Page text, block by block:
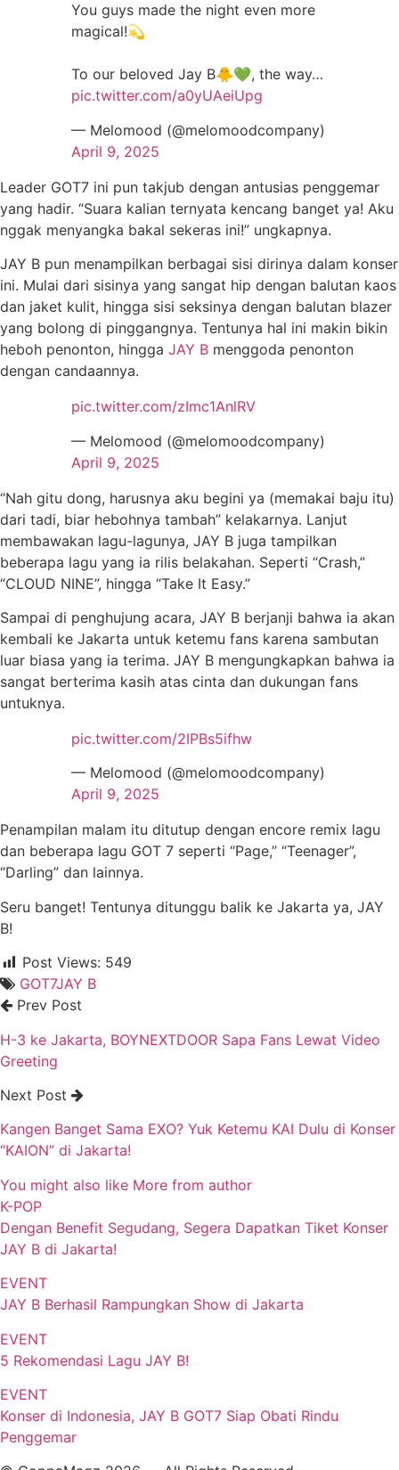
You guys made the night even more
magical!💫
To our beloved Jay B🐥💚, the way…
pic.twitter.com/a0yUAeiUpg
— Melomood (@melomoodcompany)
April 9, 2025
Leader GOT7 ini pun takjub dengan antusias penggemar
yang hadir. “Suara kalian ternyata kencang banget ya! Aku
nggak menyangka bakal sekeras ini!” ungkapnya.
JAY B pun menampilkan berbagai sisi dirinya dalam konser
ini. Mulai dari sisinya yang sangat hip dengan balutan kaos
dan jaket kulit, hingga sisi seksinya dengan balutan blazer
yang bolong di pinggangnya. Tentunya hal ini makin bikin
heboh penonton, hingga JAY B menggoda penonton
dengan candaannya.
pic.twitter.com/zImc1AnlRV
— Melomood (@melomoodcompany)
April 9, 2025
“Nah gitu dong, harusnya aku begini ya (memakai baju itu)
dari tadi, biar hebohnya tambah” kelakarnya. Lanjut
membawakan lagu-lagunya, JAY B juga tampilkan
beberapa lagu yang ia rilis belakahan. Seperti “Crash,”
“CLOUD NINE”, hingga “Take It Easy.”
Sampai di penghujung acara, JAY B berjanji bahwa ia akan
kembali ke Jakarta untuk ketemu fans karena sambutan
luar biasa yang ia terima. JAY B mengungkapkan bahwa ia
sangat berterima kasih atas cinta dan dukungan fans
untuknya.
pic.twitter.com/2IPBs5ifhw
— Melomood (@melomoodcompany)
April 9, 2025
Penampilan malam itu ditutup dengan encore remix lagu
dan beberapa lagu GOT 7 seperti “Page,” “Teenager”,
“Darling” dan lainnya.
Seru banget! Tentunya ditunggu balik ke Jakarta ya, JAY
B!
Post Views: 549
GOT7JAY B
Prev Post
H-3 ke Jakarta, BOYNEXTDOOR Sapa Fans Lewat Video
Greeting
Next Post
Kangen Banget Sama EXO? Yuk Ketemu KAI Dulu di Konser
“KAION” di Jakarta!
You might also like More from author
K-POP
Dengan Benefit Segudang, Segera Dapatkan Tiket Konser
JAY B di Jakarta!
EVENT
JAY B Berhasil Rampungkan Show di Jakarta
EVENT
5 Rekomendasi Lagu JAY B!
EVENT
Konser di Indonesia, JAY B GOT7 Siap Obati Rindu
Penggemar